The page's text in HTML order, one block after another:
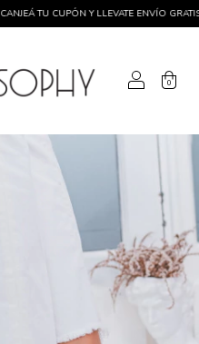
TU CUPÓN Y LLEVATE ENVÍO GRATIS
0